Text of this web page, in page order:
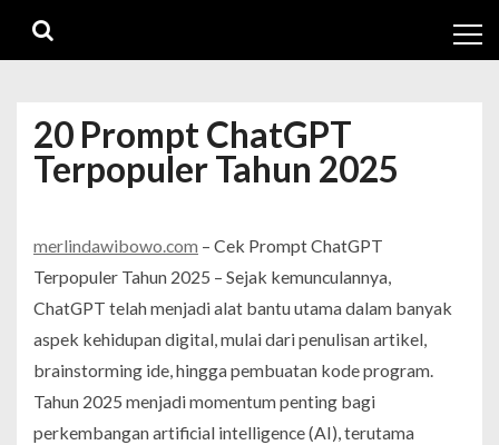
navigation
content
20 Prompt ChatGPT
Terpopuler Tahun 2025
merlindawibowo.com – Cek Prompt ChatGPT
Terpopuler Tahun 2025 – Sejak kemunculannya,
ChatGPT telah menjadi alat bantu utama dalam banyak
aspek kehidupan digital, mulai dari penulisan artikel,
brainstorming ide, hingga pembuatan kode program.
Tahun 2025 menjadi momentum penting bagi
perkembangan artificial intelligence (AI), terutama